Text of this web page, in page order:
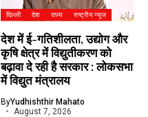
दिल्ली देश राज्य राष्ट्रीय न्यूज
देश में ई-गतिशीलता, उद्योग और
कृषि क्षेत्र में विद्युतीकरण को
बढ़ावा दे रही है सरकार : लोकसभा
में विद्युत मंत्रालय
ByYudhishthir Mahato
August 7, 2026